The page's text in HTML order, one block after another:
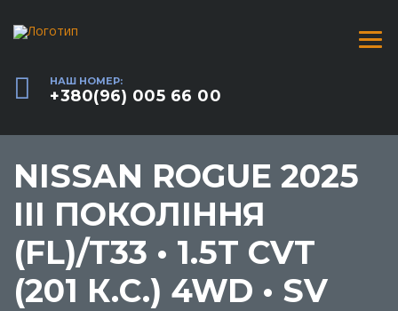
НАШ НОМЕР:
+380(96) 005 66 00
NISSAN ROGUE 2025
III ПОКОЛІННЯ
(FL)/T33 • 1.5T CVT
(201 К.С.) 4WD • SV